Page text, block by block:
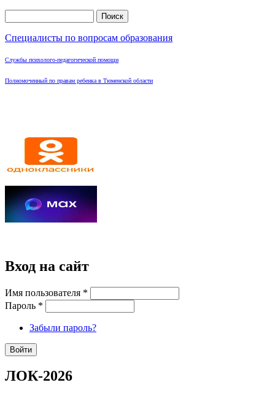
Специалисты по вопросам образования
Службы психолого-педагогической помощи
Полномоченный по правам ребенка в Тюменской области
Вход на сайт
Имя пользователя *
Пароль *
Забыли пароль?
ЛОК-2026